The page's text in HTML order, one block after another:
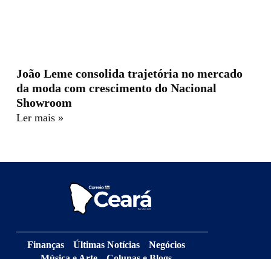
João Leme consolida trajetória no mercado
da moda com crescimento do Nacional
Showroom
Ler mais »
Finanças Últimas Notícias
Negócios